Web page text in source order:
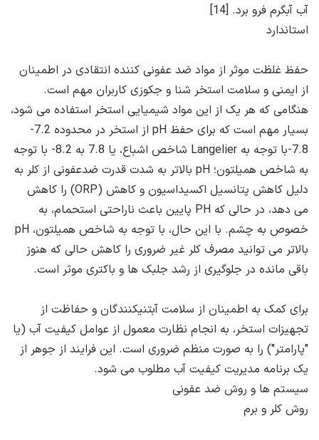
آب آبگرم فرو برد. [14]
استاندارد
حفظ غلظت موثر از مواد ضد عفونی کننده انتقادی در اطمینان
از ایمنی و سلامت استخر شنا و جکوزی کاربران مهم است.
هنگامی که هر یک از این مواد شیمیایی استخر استفاده می شود،
بسیار مهم است که برای حفظ pH از استخر در محدوده 7.2-
7.8-با توجه به Langelier شاخص اشباع، یا 7.8 به 8.2- با توجه
به شاخص همیلتون؛ pH بالاتر به شدت قدرت ضدعفونی از کلر به
دلیل کاهش پتانسیل اکسیداسیون و کاهش (ORP) را کاهش
می دهد، در حالی که PH پایین باعث ناراحتی استحمام، به
خصوص به چشم. با این حال، با توجه به شاخص همیلتون، pH
بالاتر می توانید مصرف کلر غیر ضروری را کاهش حالی که هنوز
باقی مانده در جلوگیری از رشد جلبک ها و باکتری موثر است.
برای کمک به اطمینان از سلامت آبتنیکنندگان و حفاظت از
تجهیزات استخر، به انجام نظارت معمول از عوامل کیفیت آب (یا
"پارامتر") را به صورت منظم ضروری است. این فرایند از جوهر از
یک برنامه مدیریت کیفیت آب مطلوب می شود.
سیستم ها و روش ضد عفونی
روش کلر و برم